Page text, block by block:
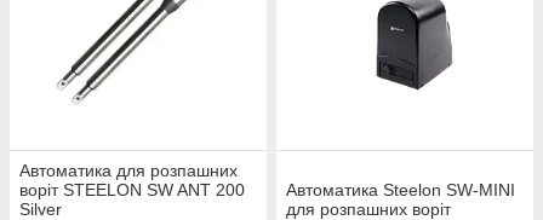
Автоматика для розпашних
воріт STEELON SW ANT 200
Silver
Автоматика Steelon SW-MINI
для розпашних воріт